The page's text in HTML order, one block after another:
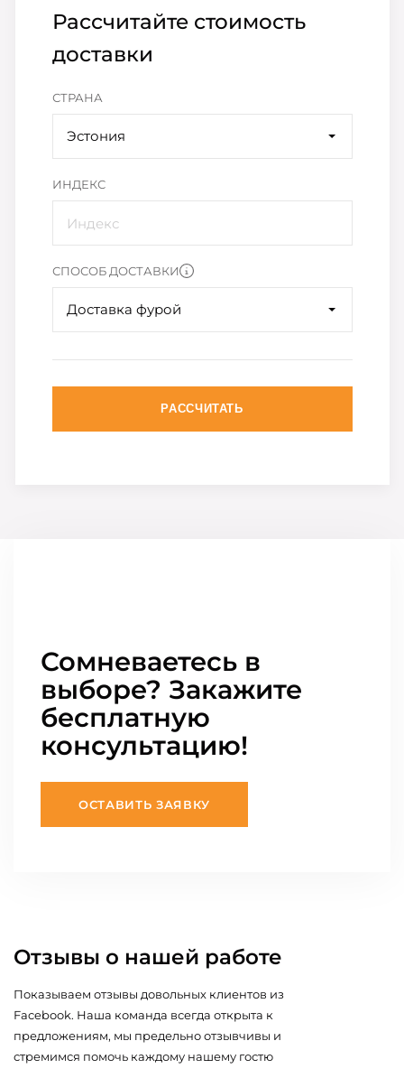
Рассчитайте стоимость
доставки
СТРАНА
Эстония
ИНДЕКС
СПОСОБ ДОСТАВКИ
Доставка фурой
РАССЧИТАТЬ
Сомневаетесь в
выборе? Закажите
бесплатную
консультацию!
ОСТАВИТЬ ЗАЯВКУ
Отзывы о нашей работе
Показываем отзывы довольных клиентов из
Facebook. Наша команда всегда открыта к
предложениям, мы предельно отзывчивы и
стремимся помочь каждому нашему гостю